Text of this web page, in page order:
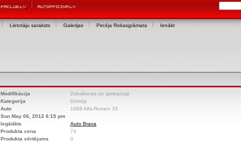
Lietotāju saraksts Galerijas Pircēja Rokasgrāmata Ienākt
Modifikācija
Zobsiksnas un spriegotaji
Kategorija
Dzinējs
Auto
1988 Alfa-Romeo 33
Sun May 06, 2012 6:15 pm
Iegādāts
Auto Brava
Produkta cena
74
Produkta vērtējums
0